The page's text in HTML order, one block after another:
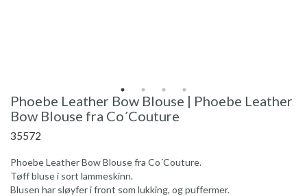
Phoebe Leather Bow Blouse | Phoebe Leather
Bow Blouse fra Co´Couture
35572
Phoebe Leather Bow Blouse fra Co´Couture.
Tøff bluse i sort lammeskinn.
Blusen har sløyfer i front som lukking, og puffermer.